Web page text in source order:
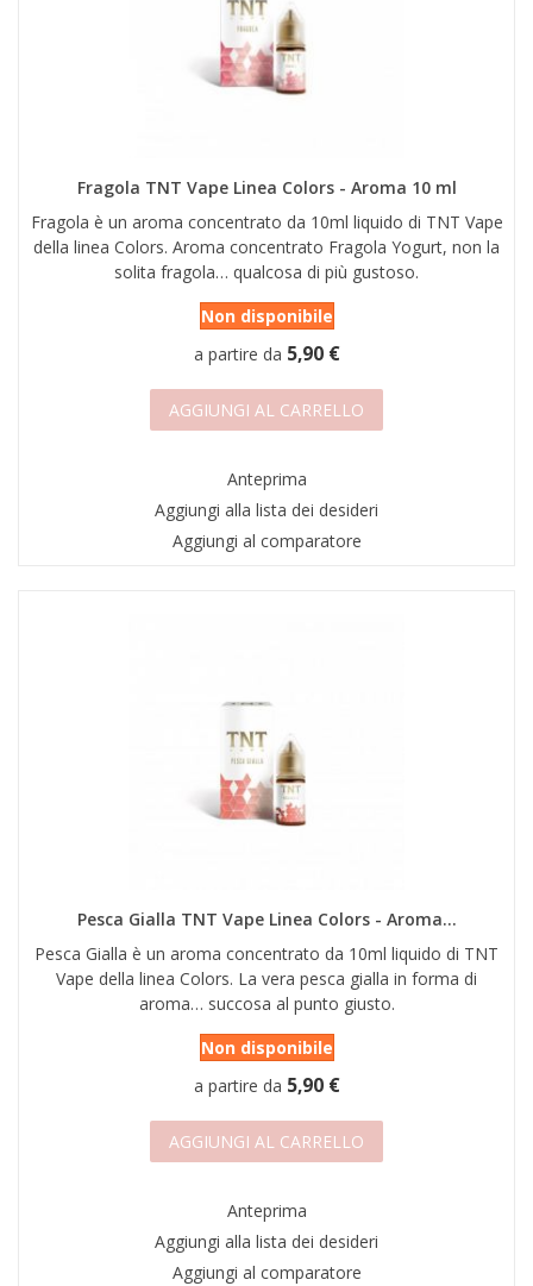
Fragola TNT Vape Linea Colors - Aroma 10 ml
Fragola è un aroma concentrato da 10ml liquido di TNT Vape
della linea Colors. Aroma concentrato Fragola Yogurt, non la
solita fragola… qualcosa di più gustoso.
Non disponibile
a partire da 5,90 €
AGGIUNGI AL CARRELLO
Anteprima
Aggiungi alla lista dei desideri
Aggiungi al comparatore
Pesca Gialla TNT Vape Linea Colors - Aroma...
Pesca Gialla è un aroma concentrato da 10ml liquido di TNT
Vape della linea Colors. La vera pesca gialla in forma di
aroma… succosa al punto giusto.
Non disponibile
a partire da 5,90 €
AGGIUNGI AL CARRELLO
Anteprima
Aggiungi alla lista dei desideri
Aggiungi al comparatore